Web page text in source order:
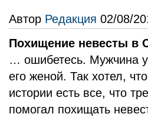
Автор Редакция 02/08/
Похищение невесты в
… ошибетесь. Мужчина
его женой. Так хотел,
истории есть все, что
помогал похищать